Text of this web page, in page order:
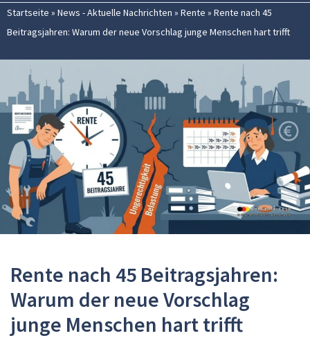
Startseite » News - Aktuelle Nachrichten » Rente » Rente nach 45
Beitragsjahren: Warum der neue Vorschlag junge Menschen hart trifft
Rente nach 45 Beitragsjahren:
Warum der neue Vorschlag
junge Menschen hart trifft